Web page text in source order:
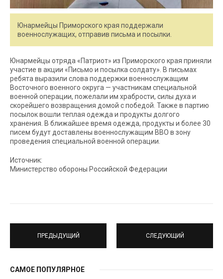
Юнармейцы Приморского края поддержали
военнослужащих, отправив письма и посылки.
Юнармейцы отряда «Патриот» из Приморского края приняли
участие в акции «Письмо и посылка солдату». В письмах
ребята выразили слова поддержки военнослужащим
Восточного военного округа — участникам специальной
военной операции, пожелали им храбрости, силы духа и
скорейшего возвращения домой с победой. Также в партию
посылок вошли теплая одежда и продукты долгого
хранения. В ближайшее время одежда, продукты и более 30
писем будут доставлены военнослужащим ВВО в зону
проведения специальной военной операции.
Источник:
Министерство обороны Российской Федерации
ПРЕДЫДУЩИЙ СЛЕДУЮЩИЙ
САМОЕ ПОПУЛЯРНОЕ